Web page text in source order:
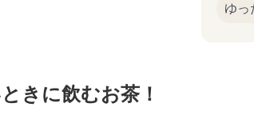
ゆっ
きに飲むお茶！